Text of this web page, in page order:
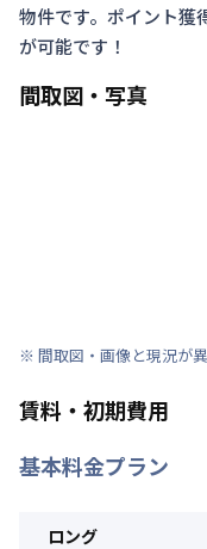
物件です。ポイント獲
が可能です！
間取図・写真
※ 間取図・画像と現況が
賃料・初期費用
基本料金プラン
ロング